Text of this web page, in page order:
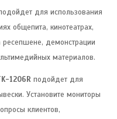
для использования
общепита, кинотеатрах,
ресепшене, демонстрации
материалов.
1206R подойдет для
Установите мониторы
клиентов,